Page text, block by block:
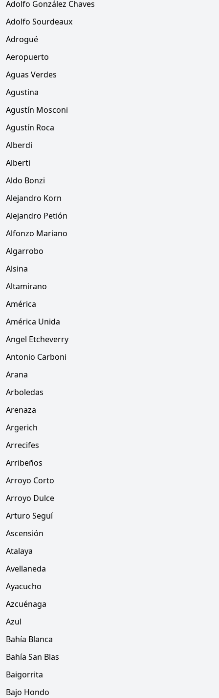
Adolfo González Chaves
Adolfo Sourdeaux
Adrogué
Aeropuerto
Aguas Verdes
Agustina
Agustín Mosconi
Agustín Roca
Alberdi
Alberti
Aldo Bonzi
Alejandro Korn
Alejandro Petión
Alfonzo Mariano
Algarrobo
Alsina
Altamirano
América
América Unida
Angel Etcheverry
Antonio Carboni
Arana
Arboledas
Arenaza
Argerich
Arrecifes
Arribeños
Arroyo Corto
Arroyo Dulce
Arturo Seguí
Ascensión
Atalaya
Avellaneda
Ayacucho
Azcuénaga
Azul
Bahía Blanca
Bahía San Blas
Baigorrita
Bajo Hondo